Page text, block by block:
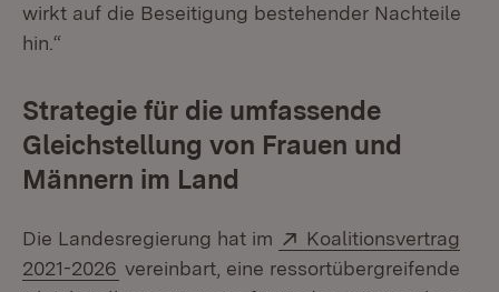
wirkt auf die Beseitigung bestehender Nachteile
hin.“
Strategie für die umfassende
Gleichstellung von Frauen und
Männern im Land
Die Landesregierung hat im Extern:
Koalitionsvertrag
2021-2026 (Öffnet in neuem Fenster)
vereinbart, eine ressortübergreifende